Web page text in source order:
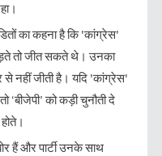
का कहना है कि 'कांग्रेस'
तो जीत सकते थे। उनका
से नहीं जीती है। यदि 'कांग्रेस'
को कड़ी चुनौती दे
हैं और पार्टी उनके साथ